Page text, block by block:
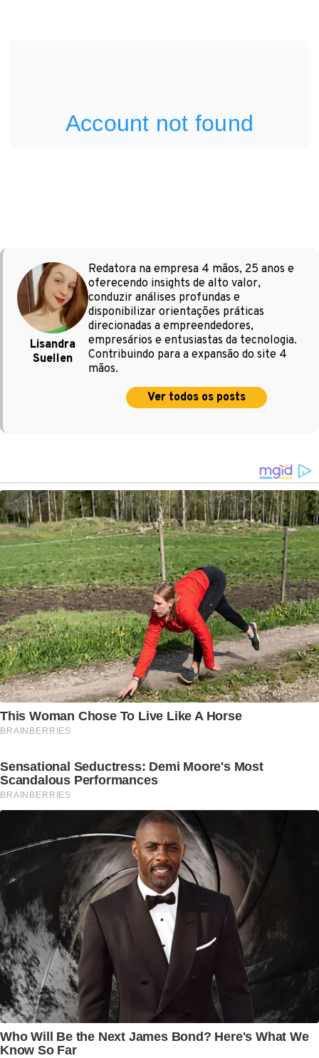
Lisandra
Suellen
Redatora na empresa 4 mãos, 25 anos e
oferecendo insights de alto valor,
conduzir análises profundas e
disponibilizar orientações práticas
direcionadas a empreendedores,
empresários e entusiastas da tecnologia.
Contribuindo para a expansão do site 4
mãos.
Ver todos os posts